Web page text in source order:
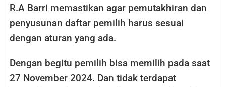
R.A Barri memastikan agar pemutakhiran dan
penyusunan daftar pemilih harus sesuai
dengan aturan yang ada.
Dengan begitu pemilih bisa memilih pada saat
27 November 2024. Dan tidak terdapat